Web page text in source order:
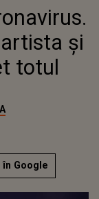
CE SIMPTOME A
DE CE A
TOTUL
și
totul
Google